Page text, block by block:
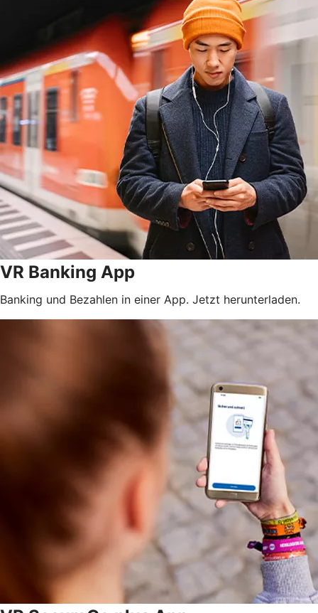
VR Banking App
Banking und Bezahlen in einer App. Jetzt herunterladen.